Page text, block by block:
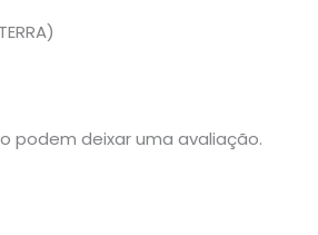
podem deixar uma avaliação.